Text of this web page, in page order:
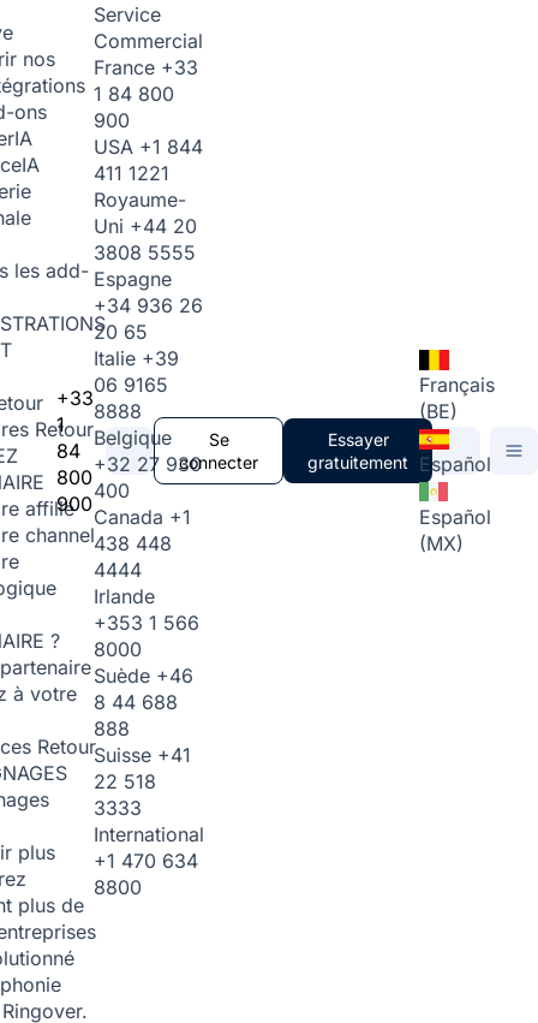
nos
ons
IA
IA
les add-
Retour
affilié
channel
?
à votre
Retour
plus
plus de
+33
1
84
800
900
Service
Commercial
France +33
1 84 800
900
USA +1 844
411 1221
Royaume-
Uni +44 20
3808 5555
Espagne
+34 936 26
20 65
Italie +39
06 9165
8888
Belgique
+32 27 930
400
Canada +1
438 448
4444
Irlande
+353 1 566
8000
Suède +46
8 44 688
888
Suisse +41
22 518
3333
International
+1 470 634
8800
Se
connecter
Essayer
gratuitement
Français
(BE)
Español
Español
(MX)